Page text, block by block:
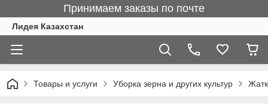
Принимаем заказы по почте
Лидея Казахстан
Товары и услуги Уборка зерна и других культур